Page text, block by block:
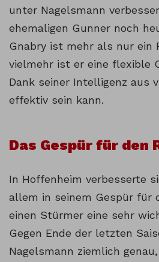
unter Nagelsmann
ehemaligen Gunner noch
Gnabry ist mehr als nur ein
vielmehr ist er eine flexible
Dank seiner Intelligenz aus
effektiv sein kann.
Das Gespür für den
In Hoffenheim verbesserte
allem in seinem Gespür für
einen Stürmer eine sehr
Gegen Ende der letzten
Nagelsmann ziemlich